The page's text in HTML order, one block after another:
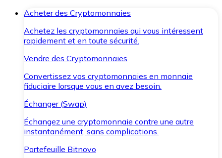
Acheter des Cryptomonnaies
Achetez les cryptomonnaies qui vous intéressent
rapidement et en toute sécurité.
Vendre des Cryptomonnaies
Convertissez vos cryptomonnaies en monnaie
fiduciaire lorsque vous en avez besoin.
Échanger (Swap)
Échangez une cryptomonnaie contre une autre
instantanément, sans complications.
Portefeuille Bitnovo